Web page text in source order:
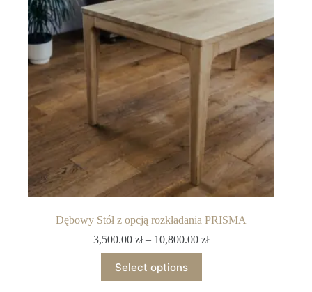
Dębowy Stół z opcją rozkładania PRISMA
3,500.00zł – 10,800.00zł
Select options